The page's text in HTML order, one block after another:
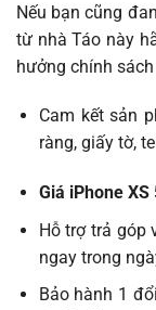
Nếu bạn cũng
từ nhà Táo này
hưởng chính
Cam kết sản
ràng, giấy tờ,
Giá iPhone XS
Hỗ trợ trả góp
ngay trong
Bảo hành 1